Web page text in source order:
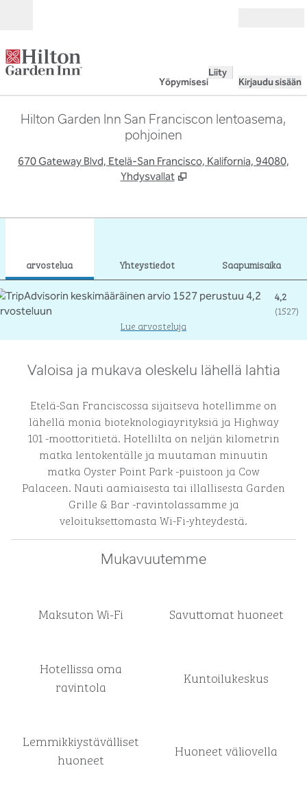
Yöpymisesi
Liity
Kirjaudu sisään
Hilton Garden Inn San Franciscon lentoasema,
pohjoinen
670 Gateway Blvd, Etelä-San Francisco, Kalifornia, 94080,
Yhdysvallat
arvostelua Yhteystiedot Saapumisaika
4,2
(1527)
Lue arvosteluja
Valoisa ja mukava oleskelu lähellä lahtia
Etelä-San Franciscossa sijaitseva hotellimme on
lähellä monia bioteknologiayrityksiä ja Highway
101 -moottoritietä. Hotellilta on neljän kilometrin
matka lentokentälle ja muutaman minuutin
matka Oyster Point Park -puistoon ja Cow
Palaceen. Nauti aamiaisesta tai illallisesta Garden
Grille & Bar -ravintolassamme ja
veloituksettomasta Wi-Fi-yhteydestä.
Mukavuutemme
Maksuton Wi-Fi Savuttomat huoneet
Hotellissa oma
ravintola
Kuntoilukeskus
Lemmikkiystävälliset
huoneet
Huoneet väliovella